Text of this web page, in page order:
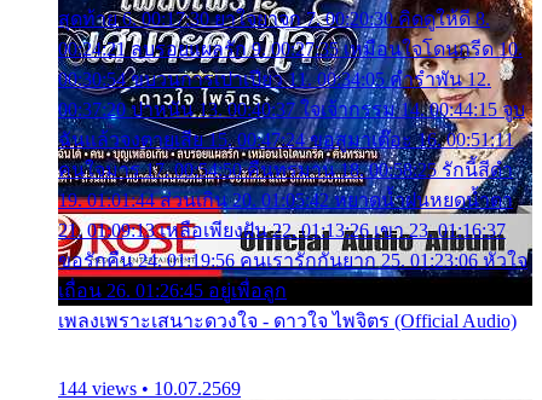
สุดท้าย 6. 00:17:30 ยาใจยาจก 7. 00:20:30 คิดดูให้ดี 8.
00:24:21 ลบรอยแผลรัก 9. 00:27:35 เหมือนใจโดนกรีด 10.
00:30:54 ขบวนการเปาเปียว 11. 00:34:05 คำรำพัน 12.
00:37:20 ปาหนัน 13. 00:40:37 ใจเจ้ากรรม 14. 00:44:15 จูบ
ฉันแล้วจงตายเสีย 15. 00:47:24 ขอสูมาเต๊อะ 16. 00:51:11
คนใจมาร 17. 00:54:50 คืนทรมาน 18. 00:58:25 รักนี้สีดำ
19. 01:01:44 ส่วนเกิน 20. 01:05:42 หยาดน้ำฝนหยดน้ำตา
21. 01:09:13 เหลือเพียงฝัน 22. 01:13:26 เขา 23. 01:16:37
ขอรักคืน 24. 01:19:56 คนเรารักกันยาก 25. 01:23:06 หัวใจ
เถื่อน 26. 01:26:45 อยู่เพื่อลูก
เพลงเพราะเสนาะดวงใจ - ดาวใจ ไพจิตร (Official Audio)
144 views • 10.07.2569